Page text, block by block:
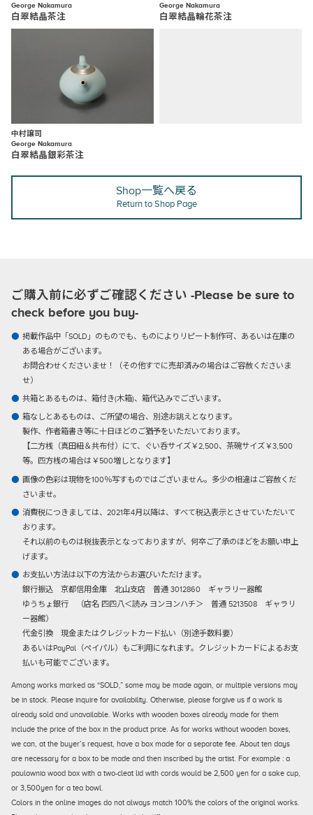
George Nakamura
白翠結晶茶注
George Nakamura
白翠結晶輪花茶注
中村譲司
George Nakamura
白翠結晶銀彩茶注
Shop一覧へ戻る
Return to Shop Page
ご購入前に必ずご確認ください -Please be sure to
check before you buy-
掲載作品中「SOLD」のものでも、ものによりリピート制作可、あるいは在庫の
ある場合がございます。
お問合わせくださいませ！（その他すでに売却済みの場合はご容赦くださいま
せ）
共箱とあるものは、箱付き(木箱)、箱代込みでございます。
箱なしとあるものは、ご所望の場合、別途お誂えとなります。
製作、作者箱書き等に十日ほどのご猶予をいただいております。
【二方桟（真田紐＆共布付）にて、ぐい呑サイズ￥2,500、茶碗サイズ￥3,500
等。四方桟の場合は￥500増しとなります】
画像の色彩は現物を100％写すものではございません。多少の相違はご容赦くだ
さいませ。
消費税につきましては、2021年4月以降は、すべて税込表示とさせていただいて
おります。
それ以前のものは税抜表示となっておりますが、何卒ご了承のほどをお願い申上
げます。
お支払い方法は以下の方法からお選びいただけます。
銀行振込京都信用金庫 北山支店 普通 3012860 ギャラリー器館
ゆうちょ銀行 （店名 四四八＜読み ヨンヨンハチ＞ 普通 5213508 ギャラリ
ー器館）
代金引換現金またはクレジットカード払い（別途手数料要）
あるいはPayPal（ペイパル）もご利用になれます。クレジットカードによるお支
払いも可能でございます。
Among works marked as “SOLD,” some may be made again, or multiple versions may
be in stock. Please inquire for availability. Otherwise, please forgive us if a work is
already sold and unavailable. Works with wooden boxes already made for them
include the price of the box in the product price. As for works without wooden boxes,
we can, at the buyer’s request, have a box made for a separate fee. About ten days
are necessary for a box to be made and then inscribed by the artist. For example : a
paulownia wood box with a two-cleat lid with cords would be 2,500 yen for a sake cup,
or 3,500yen for a tea bowl.
Colors in the online images do not always match 100% the colors of the original works.